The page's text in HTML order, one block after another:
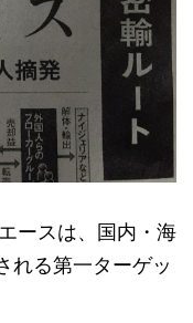
ースは、国内・海
れる第一ターゲッ